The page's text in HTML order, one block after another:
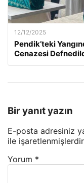
12/12/2025
Pendik’teki
Cenazesi
Bir yanıt yazın
E-posta adresiniz
ile işaretlenmişlerdir
Yorum *